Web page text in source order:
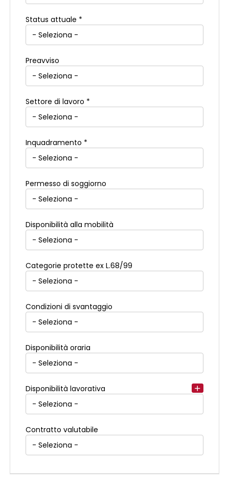
Status attuale *
Preavviso
Settore di lavoro *
Inquadramento *
Permesso di soggiorno
Disponibilità alla mobilità
Categorie protette ex L.68/99
Condizioni di svantaggio
Disponibilità oraria
Disponibilità lavorativa
Contratto valutabile